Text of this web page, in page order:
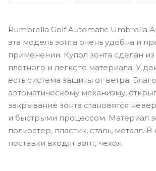
Rumbrella Golf Automatic Umbrella
эта модель зонта очень удобна и
применении. Купол зонта сделан
плотного и легкого материала. У
есть система защиты от ветра.
автоматическому механизму,
закрывание зонта становятся
и быстрыми процессом. Материал
полиэстер, пластик, сталь, металл.
поставки входят зонт, чехол.